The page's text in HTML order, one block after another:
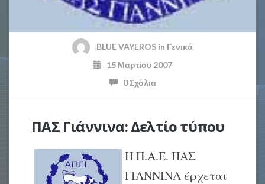
BLUE VAYEROS in Γενικά
15 Μαρτίου 2007
0 Σχόλια
ΠΑΣ Γιάννινα: Δελτίο τύπου
Η Π.Α.Ε. ΠΑΣ
ΓΙΑΝΝΙΝΑ έρχεται